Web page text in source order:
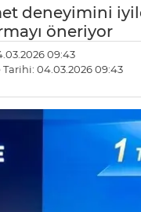
deneyimini
öneriyor
09:43
04.03.2026 09:43